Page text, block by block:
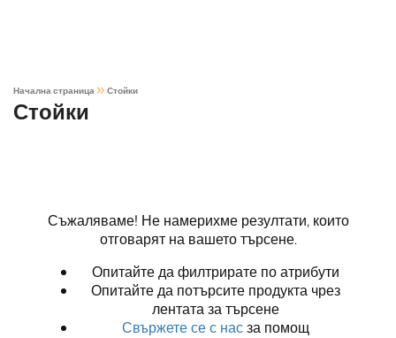
Начална страница Стойки
Стойки
Съжаляваме! Не намерихме резултати, които
отговарят на вашето търсене.
Опитайте да филтрирате по атрибути
Опитайте да потърсите продукта чрез
лентата за търсене
Свържете се с насза помощ